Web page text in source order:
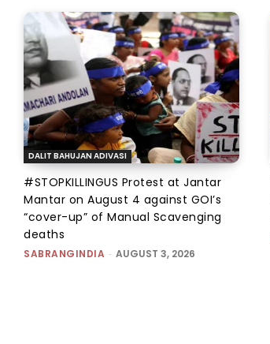
DALIT BAHUJAN ADIVASI
#STOPKILLINGUS Protest at Jantar
Mantar on August 4 against GOI’s
“cover-up” of Manual Scavenging
deaths
SABRANGINDIA - AUGUST 3, 2026